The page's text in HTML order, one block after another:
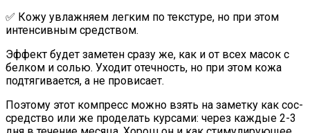
✅ Кожу увлажняем легким по текстуре, но при этом
интенсивным средством.
Эффект будет заметен сразу же, как и от всех масок с
белком и солью. Уходит отечность, но при этом кожа
подтягивается, а не провисает.
Поэтому этот компресс можно взять на заметку как сос-
средство или же проделать курсами: через каждые 2-3